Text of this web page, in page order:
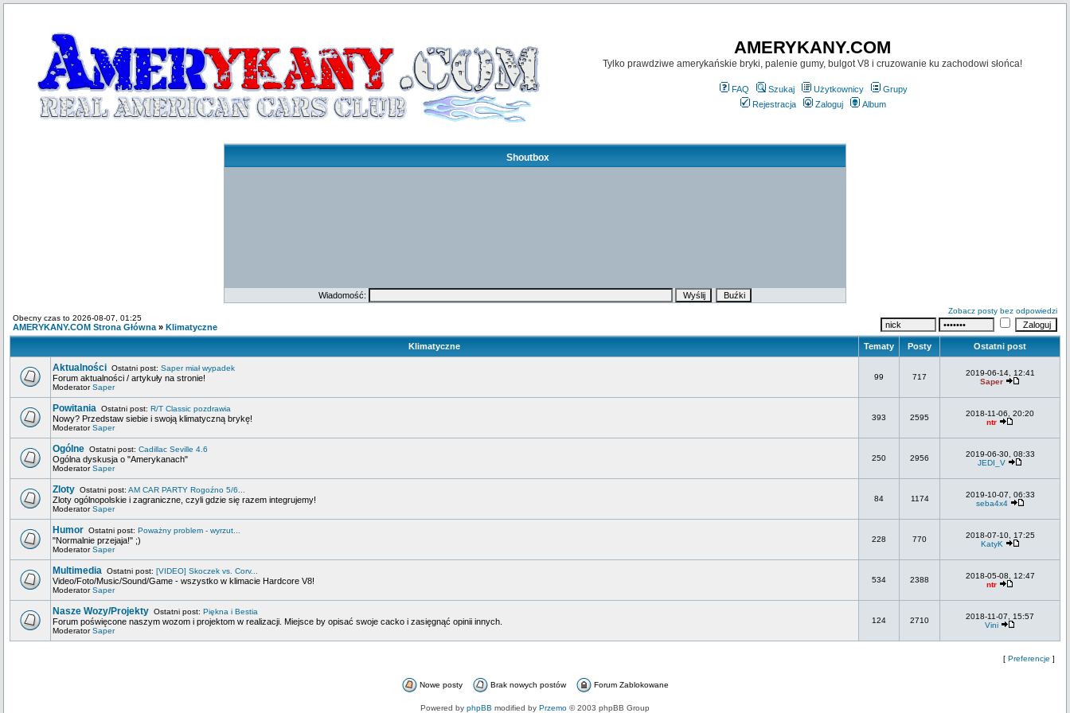
AMERYKANY.COM
Tylko prawdziwe amerykańskie bryki, palenie gumy, bulgot V8 i cruzowanie ku zachodowi słońca!
FAQ Szukaj Użytkownicy
Grupy
Rejestracja
Zaloguj Album
Shoutbox
Wiadomość:
Obecny czas to 2026-08-07, 01:25
AMERYKANY.COM Strona Główna » Klimatyczne
Zobacz posty bez odpowiedzi
Klimatyczne Tematy Posty Ostatni post
Aktualności Ostatni post: Saper miał wypadek
Forum aktualności / artykuły na stronie!
ModeratorSaper
99 717
2019-06-14, 12:41
Saper
Powitania Ostatni post: R/T Classic pozdrawia
Nowy? Przedstaw siebie i swoją klimatyczną brykę!
ModeratorSaper
393 2595
2018-11-06, 20:20
ntr
Ogólne Ostatni post: Cadillac Seville 4.6
Ogólna dyskusja o "Amerykanach"
ModeratorSaper
250 2956
2019-06-30, 08:33
JEDI_V
Zloty Ostatni post: AM CAR PARTY Rogoźno 5/6...
Zloty ogólnopolskie i zagraniczne, czyli gdzie się razem integrujemy!
ModeratorSaper
84 1174
2019-10-07, 06:33
seba4x4
Humor Ostatni post: Poważny problem - wyrzut...
"Normalnie przejaja!" ;)
ModeratorSaper
228 770
2018-07-10, 17:25
KatyK
Multimedia Ostatni post: [VIDEO] Skoczek vs. Corv...
Video/Foto/Music/Sound/Game - wszystko w klimacie Hardcore V8!
ModeratorSaper
534 2388
2018-05-08, 12:47
ntr
Nasze Wozy/Projekty Ostatni post: Piękna i Bestia
Forum poświęcone naszym wozom i projektom w realizacji. Miejsce by opisać swoje cacko i zasięgnąć opinii innych.
ModeratorSaper
124 2710
2018-11-07, 15:57
Vini
[ Preferencje ]
Nowe posty Brak nowych postów Forum Zablokowane
Powered by phpBB modified by Przemo © 2003 phpBB Group